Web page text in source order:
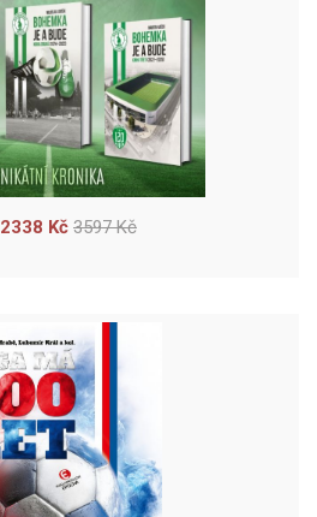
2338 Kč 3597 Kč